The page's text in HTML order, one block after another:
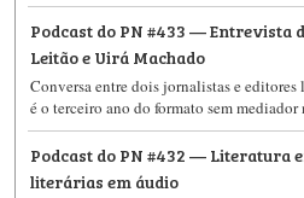
Podcast do PN #433 — Entrevista
Leitão e Uirá Machado
Conversa entre dois jornalistas e
é o terceiro ano do formato sem mediador
Podcast do PN #432 — Literatura
literárias em áudio